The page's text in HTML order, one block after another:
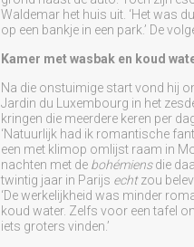
Waldemar het huis uit. ‘Het was
op een bankje in een park.’ De
Kamer met wasbak en koud
Na die onstuimige start vond hij
Jardin du Luxembourg in het
kringen die meerdere keren per
‘Natuurlijk had ik romantische
een met klimop omlijst raam in
nachten met de bohémiensdie
twintig jaar in Parijs echtzou
‘De werkelijkheid was minder
koud water. Zelfs voor een tafel
iets groters vinden.’